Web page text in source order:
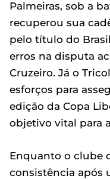
Palmeiras, sob a
recuperou sua
pelo título do
erros na disputa
Cruzeiro. Já o
esforços para
edição da Copa
objetivo vital para
Enquanto o clube
consistência após